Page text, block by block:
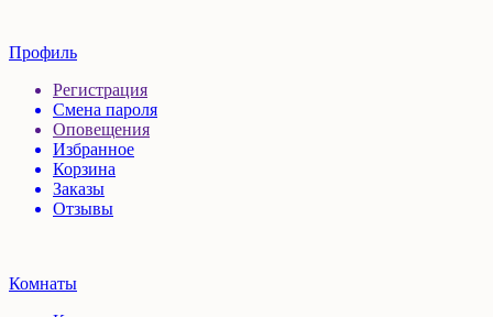
Профиль
Регистрация
Смена пароля
Оповещения
Избранное
Корзина
Заказы
Отзывы
Комнаты